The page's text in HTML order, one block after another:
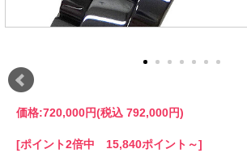
価格:720,000円(税込 792,000円)
[ポイント2倍中 15,840ポイント～]